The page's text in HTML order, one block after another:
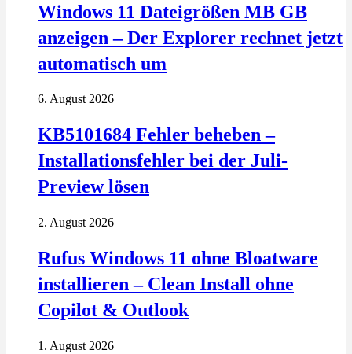
Windows 11 Dateigrößen MB GB
anzeigen – Der Explorer rechnet jetzt
automatisch um
6. August 2026
KB5101684 Fehler beheben –
Installationsfehler bei der Juli-
Preview lösen
2. August 2026
Rufus Windows 11 ohne Bloatware
installieren – Clean Install ohne
Copilot & Outlook
1. August 2026